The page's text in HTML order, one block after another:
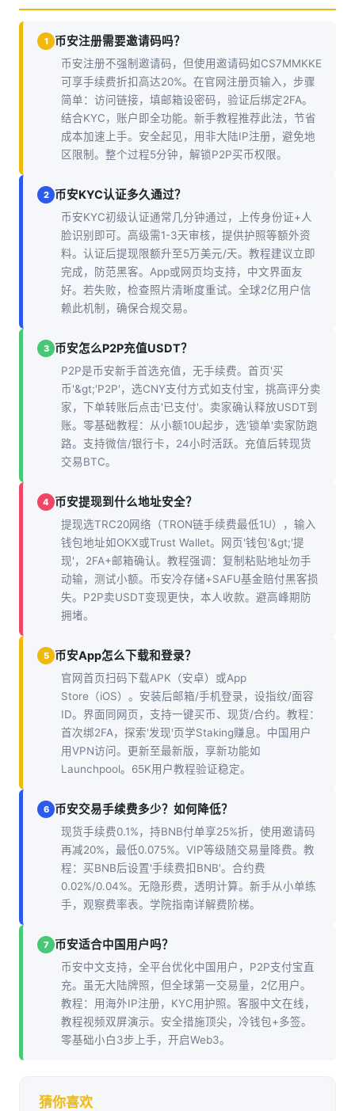
1 币安注册需要邀请码吗？
币安注册不强制邀请码，但使用邀请码如CS7MMKKE
可享手续费折扣高达20%。在官网注册页输入，步骤
简单：访问链接，填邮箱设密码，验证后绑定2FA。
结合KYC，账户即全功能。新手教程推荐此法，节省
成本加速上手。安全起见，用非大陆IP注册，避免地
区限制。整个过程5分钟，解锁P2P买币权限。
2 币安KYC认证多久通过？
币安KYC初级认证通常几分钟通过，上传身份证+人
脸识别即可。高级需1-3天审核，提供护照等额外资
料。认证后提现限额升至5万美元/天。教程建议立即
完成，防范黑客。App或网页均支持，中文界面友
好。若失败，检查照片清晰度重试。全球2亿用户信
赖此机制，确保合规交易。
3 币安怎么P2P充值USDT？
P2P是币安新手首选充值，无手续费。首页'买
币'&gt;'P2P'，选CNY支付方式如支付宝，挑高评分卖
家，下单转账后点击'已支付'。卖家确认释放USDT到
账。零基础教程：从小额10U起步，选'锁单'卖家防跑
路。支持微信/银行卡，24小时活跃。充值后转现货
交易BTC。
4 币安提现到什么地址安全？
提现选TRC20网络（TRON链手续费最低1U），输入
钱包地址如OKX或Trust Wallet。网页'钱包'&gt;'提
现'，2FA+邮箱确认。教程强调：复制粘贴地址勿手
动输，测试小额。币安冷存储+SAFU基金赔付黑客损
失。P2P卖USDT变现更快，本人收款。避高峰期防
拥堵。
5 币安App怎么下载和登录？
官网首页扫码下载APK（安卓）或App
Store（iOS）。安装后邮箱/手机登录，设指纹/面容
ID。界面同网页，支持一键买币、现货/合约。教程：
首次绑2FA，探索'发现'页学Staking赚息。中国用户
用VPN访问。更新至最新版，享新功能如
Launchpool。65K用户教程验证稳定。
6 币安交易手续费多少？如何降低？
现货手续费0.1%，持BNB付单享25%折，使用邀请码
再减20%，最低0.075%。VIP等级随交易量降费。教
程：买BNB后设置'手续费扣BNB'。合约费
0.02%/0.04%。无隐形费，透明计算。新手从小单练
手，观察费率表。学院指南详解费阶梯。
7 币安适合中国用户吗？
币安中文支持，全平台优化中国用户，P2P支付宝直
充。虽无大陆牌照，但全球第一交易量，2亿用户。
教程：用海外IP注册，KYC用护照。客服中文在线，
教程视频双屏演示。安全措施顶尖，冷钱包+多签。
零基础小白3步上手，开启Web3。
猜你喜欢